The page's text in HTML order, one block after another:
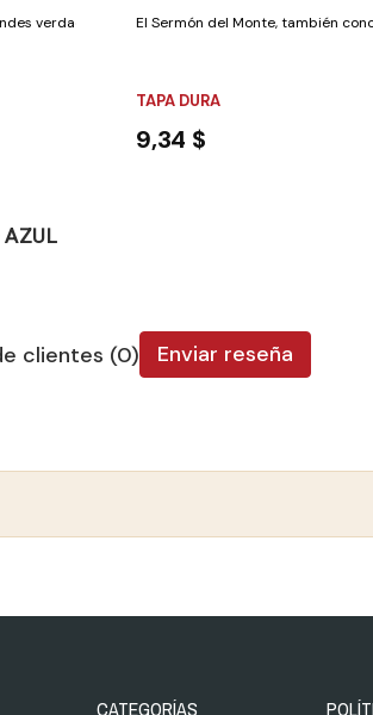
verdades vitales como la justificación por...
El Sermón del Monte, también
TAPA DURA
9,34 $
AZUL
clientes (0) Enviar reseña
CATEGORÍAS